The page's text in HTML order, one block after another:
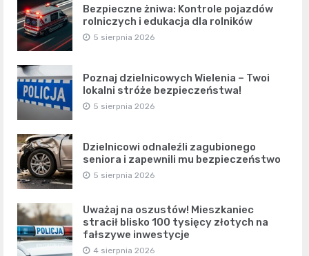
Bezpieczne żniwa: Kontrole pojazdów
rolniczych i edukacja dla rolników
5 sierpnia 2026
Poznaj dzielnicowych Wielenia – Twoi
lokalni stróże bezpieczeństwa!
5 sierpnia 2026
Dzielnicowi odnaleźli zagubionego
seniora i zapewnili mu bezpieczeństwo
5 sierpnia 2026
Uważaj na oszustów! Mieszkaniec
stracił blisko 100 tysięcy złotych na
fałszywe inwestycje
4 sierpnia 2026